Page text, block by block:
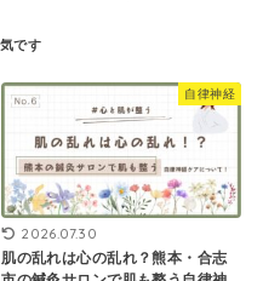
自律神経
2026.07.30
肌の乱れは心の乱れ？熊本・合志